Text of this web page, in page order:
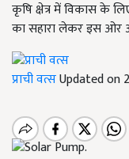
कृषि क्षेत्र में विकास के
का सहारा लेकर इस ओर
प्राची वत्सUpdated on